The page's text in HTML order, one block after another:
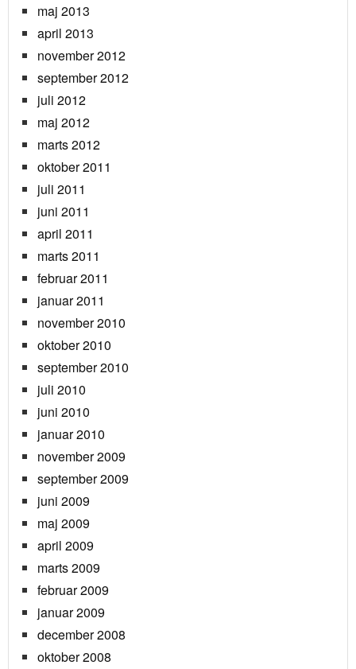
maj 2013
april 2013
november 2012
september 2012
juli 2012
maj 2012
marts 2012
oktober 2011
juli 2011
juni 2011
april 2011
marts 2011
februar 2011
januar 2011
november 2010
oktober 2010
september 2010
juli 2010
juni 2010
januar 2010
november 2009
september 2009
juni 2009
maj 2009
april 2009
marts 2009
februar 2009
januar 2009
december 2008
oktober 2008